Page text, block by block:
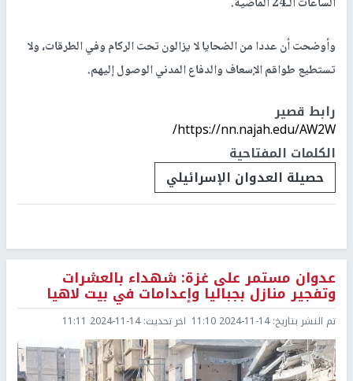
وأوضحت أن عددا من الضحايا لا يزالون تحت الركام وفي الطرقات، ولا
تستطيع طواقم الإسعاف والدفاع المدني الوصول إليهم.
رابط قصير
https://nn.najah.edu/AW2W/
الكلمات المفتاحية
حصيلة العدوان الإسرائيلي
عدوان مستمر على غزة: شهداء بالعشرات
وتفجير منازل بجباليا وإعدامات في بيت لاهيا
تم النشر بتاريخ:2024-11-14 11:10 اخر تحديث:2024-11-14 11:11